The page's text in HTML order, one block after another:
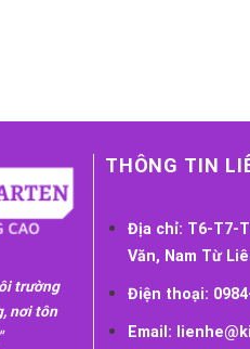
trường
nơi tôn
THÔNG TIN
Địa chỉ: T6-T7-
Văn, Nam Từ
Điện thoại:
Email: